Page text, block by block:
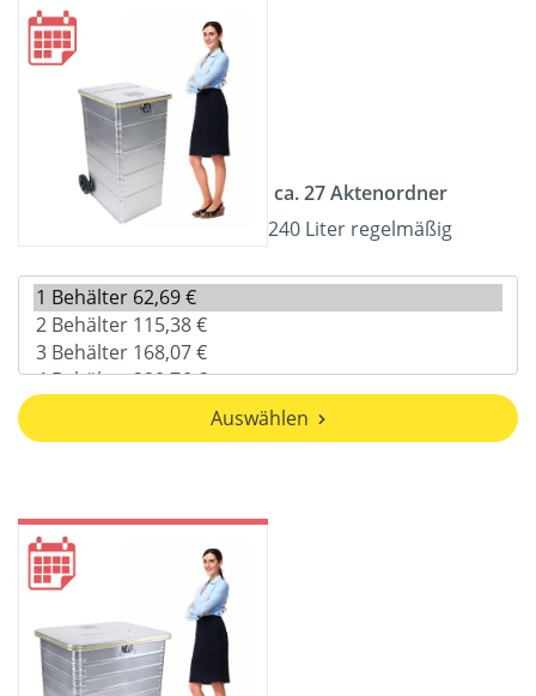
ca. 27 Aktenordner
240 Liter regelmäßig
Auswählen